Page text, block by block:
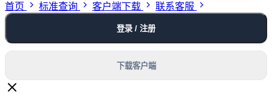
首页 标准查询 客户端下载 联系客服
登录 / 注册
下载客户端